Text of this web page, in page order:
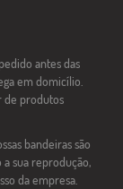
antes das
em domicílio.
de produtos
bandeiras são
sua reprodução,
da empresa.